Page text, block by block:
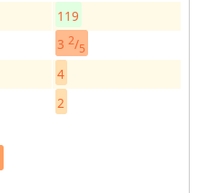
119
32/5
4
2